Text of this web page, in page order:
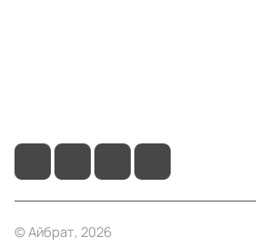
© Айбрат, 2026